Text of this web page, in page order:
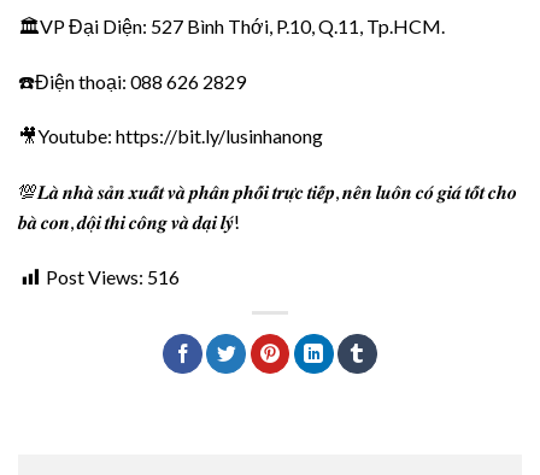
🏛️VP Đại Diện: 527 Bình Thới, P.10, Q.11, Tp.HCM.
☎️Điện thoại: 088 626 2829
🎥Youtube: https://bit.ly/lusinhanong
💯𝑳𝒂̀ 𝒏𝒉𝒂̀ 𝒔𝒂̉𝒏 𝒙𝒖𝒂̂́𝒕 𝒗𝒂̀ 𝒑𝒉𝒂̂𝒏 𝒑𝒉𝒐̂́𝒊 𝒕𝒓𝒖̛̣𝒄 𝒕𝒊𝒆̂́𝒑, 𝒏𝒆̂𝒏 𝒍𝒖𝒐̂𝒏 𝒄𝒐́ 𝒈𝒊𝒂́ 𝒕𝒐̂́𝒕 𝒄𝒉𝒐
𝒃𝒂̀ 𝒄𝒐𝒏, 𝒅𝒐̣̂𝒊 𝒕𝒉𝒊 𝒄𝒐̂𝒏𝒈 𝒗𝒂̀ 𝒅𝒂̣𝒊 𝒍𝒚́!
Post Views: 516